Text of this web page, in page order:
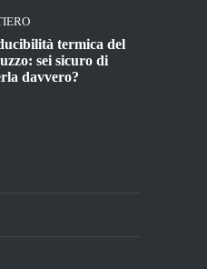
termica del
sei sicuro di
davvero?